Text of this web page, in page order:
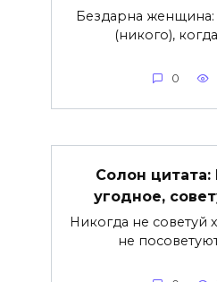
Бездарна женщина:
(никого),
0
Солон цитата:
угодное,
Никогда не советуй
не